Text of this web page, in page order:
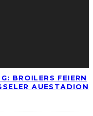
BROILERS FEIERN
AUESTADION